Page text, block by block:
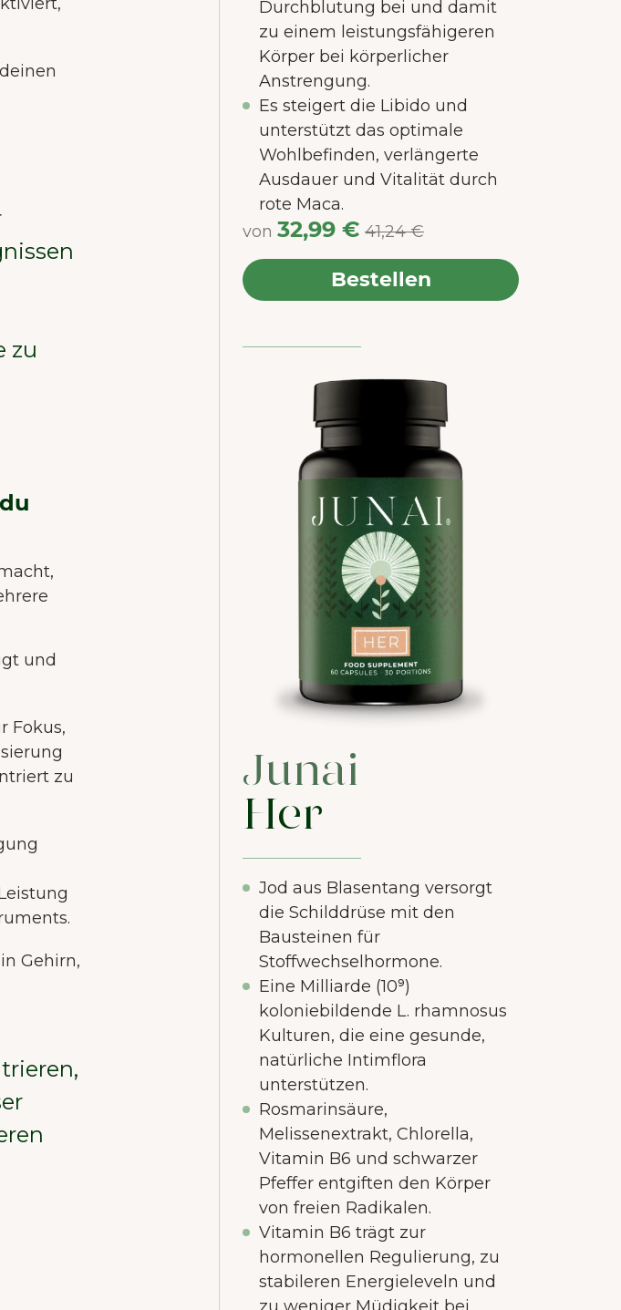
zu
und
Fokus,
zu
Gehirn,
Durchblutung bei und damit
zu einem leistungsfähigeren
Körper bei körperlicher
Anstrengung.
Es steigert die Libido und
unterstützt das optimale
Wohlbefinden, verlängerte
Ausdauer und Vitalität durch
rote Maca.
von 32,99 € 41,24 €
Bestellen
Junai
Her
Jod aus Blasentang versorgt
die Schilddrüse mit den
Bausteinen für
Stoffwechselhormone.
Eine Milliarde (10⁹)
koloniebildende L. rhamnosus
Kulturen, die eine gesunde,
natürliche Intimflora
unterstützen.
Rosmarinsäure,
Melissenextrakt, Chlorella,
Vitamin B6 und schwarzer
Pfeffer entgiften den Körper
von freien Radikalen.
Vitamin B6 trägt zur
hormonellen Regulierung, zu
stabileren Energieleveln und
zu weniger Müdigkeit bei.
Cookies um dir das
Mehr über Cookies